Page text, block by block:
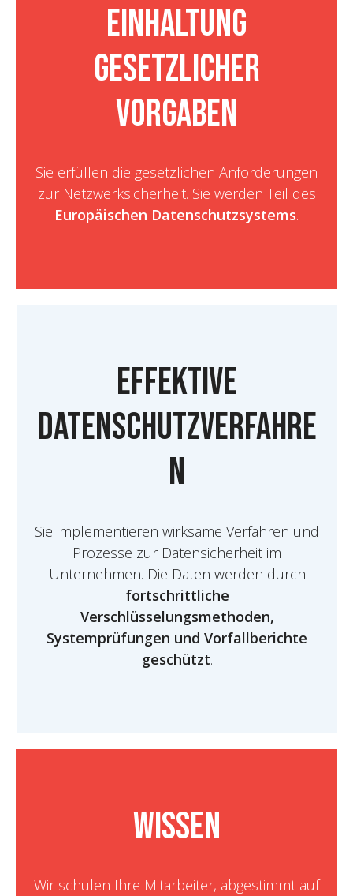
Einhaltung
gesetzlicher
Vorgaben
Sie erfüllen die gesetzlichen Anforderungen
zur Netzwerksicherheit. Sie werden Teil des
Europäischen Datenschutzsystems.
Effektive
Datenschutzverfahre
n
Sie implementieren wirksame Verfahren und
Prozesse zur Datensicherheit im
Unternehmen. Die Daten werden durch
fortschrittliche
Verschlüsselungsmethoden,
Systemprüfungen und Vorfallberichte
geschützt.
Wissen
Wir schulen Ihre Mitarbeiter, abgestimmt auf